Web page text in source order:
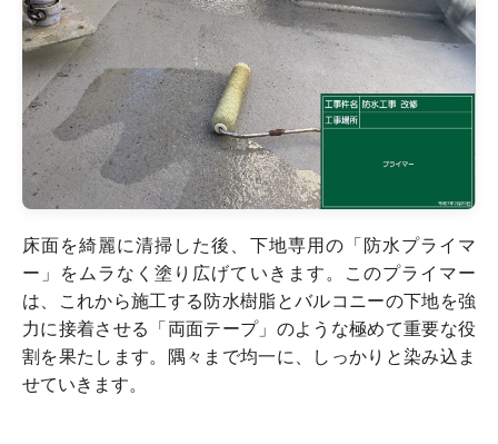
床面を綺麗に清掃した後、下地専用の「防水プライマ
ー」をムラなく塗り広げていきます。このプライマー
は、これから施工する防水樹脂とバルコニーの下地を強
力に接着させる「両面テープ」のような極めて重要な役
割を果たします。隅々まで均一に、しっかりと染み込ま
せていきます。